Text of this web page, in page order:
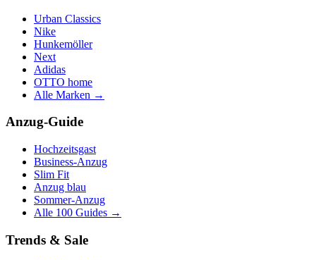
Urban Classics
Nike
Hunkemöller
Next
Adidas
OTTO home
Alle Marken →
Anzug-Guide
Hochzeitsgast
Business-Anzug
Slim Fit
Anzug blau
Sommer-Anzug
Alle 100 Guides →
Trends & Sale